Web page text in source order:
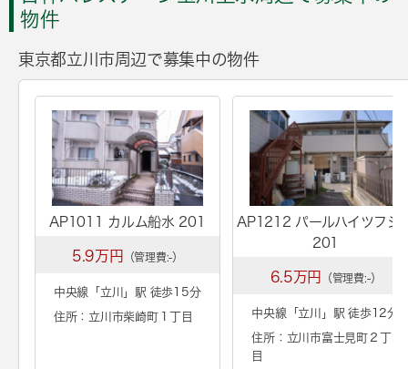
物件
東京都立川市周辺で募集中の物件
AP1011 カルム船水 201
5.9万円 （管理費:-）
中央線「 立川 」駅 徒歩15分
住所：立川市柴崎町１丁目
AP1212 パールハイツフジ
201
6.5万円 （管理費:-）
中央線「 立川 」駅 徒歩12分
住所：立川市富士見町２丁
目